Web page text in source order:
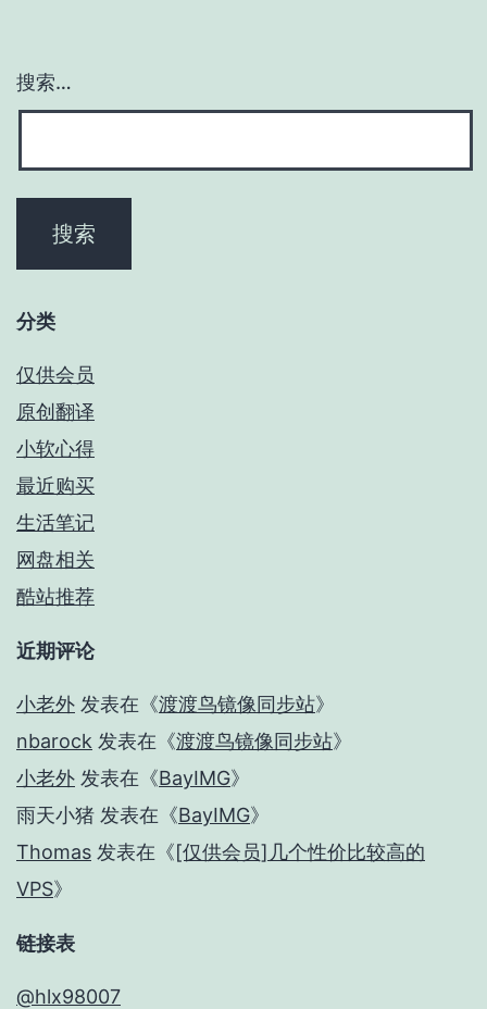
搜索…
分类
仅供会员
原创翻译
小软心得
最近购买
生活笔记
网盘相关
酷站推荐
近期评论
小老外 发表在《渡渡鸟镜像同步站》
nbarock 发表在《渡渡鸟镜像同步站》
小老外 发表在《BayIMG》
雨天小猪 发表在《BayIMG》
Thomas 发表在《[仅供会员]几个性价比较高的
VPS》
链接表
@hlx98007